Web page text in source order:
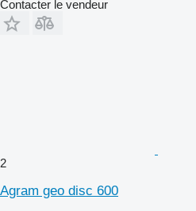
Contacter le vendeur
2
Agram geo disc 600